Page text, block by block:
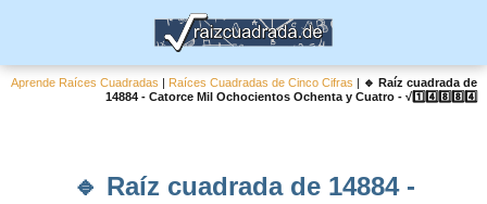
Aprende Raíces Cuadradas | Raíces Cuadradas de Cinco Cifras | 🔹 Raíz cuadrada de
14884 - Catorce Mil Ochocientos Ochenta y Cuatro - √1️⃣4️⃣8️⃣8️⃣4️⃣
🔹 Raíz cuadrada de 14884 -